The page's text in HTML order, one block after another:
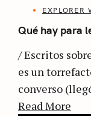
EXPLORER
Qué hay para
/ Escritos
es un
converso
Read More